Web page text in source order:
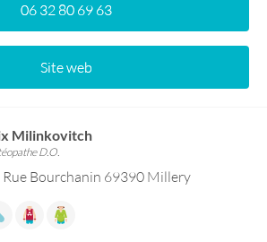
06 32 80 69 63
Site web
Milinkovitch
D.O.
Rue Bourchanin 69390 Millery